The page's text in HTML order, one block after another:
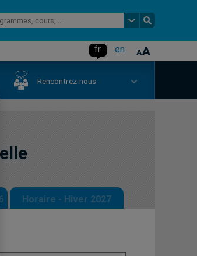
fr en
Rencontrez-nous
Horaire - Hiver 2027